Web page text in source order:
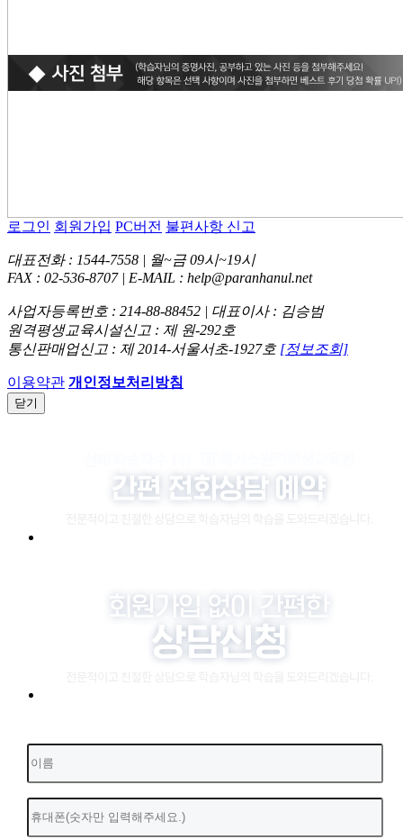
로그인 회원가입 PC버전 불편사항 신고
대표전화 : 1544-7558 | 월~금 09시~19시
FAX : 02-536-8707 | E-MAIL : help@paranhanul.net
사업자등록번호 : 214-88-88452 | 대표이사 : 김승범
원격평생교육시설신고 : 제 원-292호
통신판매업신고 : 제 2014-서울서초-1927호 [정보조회]
이용약관 개인정보처리방침
닫기